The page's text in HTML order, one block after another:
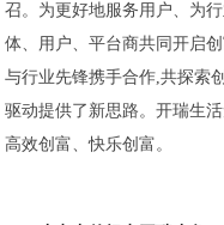
召。为更好地服务用户、为
体、用户、平台商共同开启
与行业先锋携手合作,共探索
驱动提供了新思路。开瑞生
高效创富、快乐创富。